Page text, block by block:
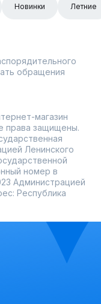
Новинки Летние
обращения
магазин
права защищены.
Ленинского
номер в
Администрацией
Республика